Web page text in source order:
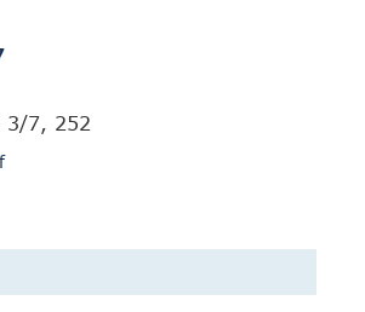
3/7, 252